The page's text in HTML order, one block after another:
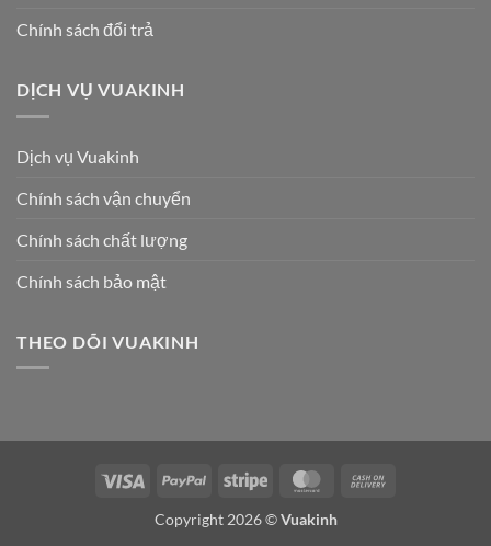
Chính sách đổi trả
DỊCH VỤ VUAKINH
Dịch vụ Vuakinh
Chính sách vận chuyển
Chính sách chất lượng
Chính sách bảo mật
THEO DÕI VUAKINH
Visa PayPal Stripe MasterCard
Copyright 2026 ©Vuakinh